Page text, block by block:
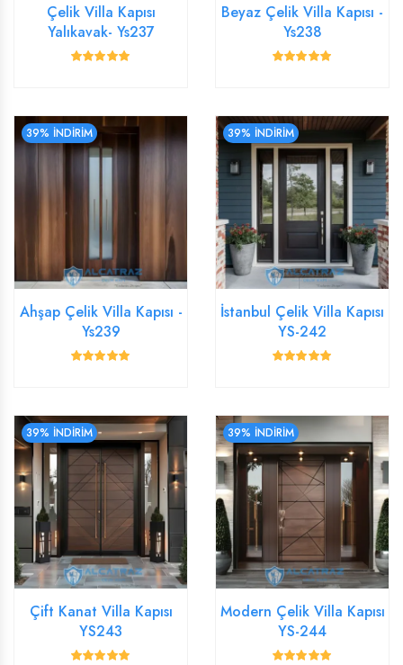
Çelik Villa Kapısı
Yalıkavak- Ys237
Beyaz Çelik Villa Kapısı -
Ys238
39% İNDİRİM
Ahşap Çelik Villa Kapısı -
Ys239
39% İNDİRİM
İstanbul Çelik Villa Kapısı
YS-242
39% İNDİRİM
Çift Kanat Villa Kapısı
YS243
39% İNDİRİM
Modern Çelik Villa Kapısı
YS-244